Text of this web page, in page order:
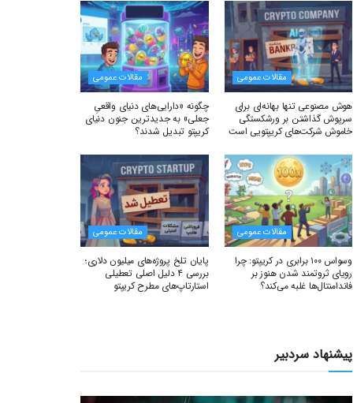
مقالات عمومی
هوش مصنوعی تنها بهانه‌ای برای
سرپوش گذاشتن بر ورشکستگی
خاموش شرکت‌های کریپتویی است
مقالات عمومی
چگونه «دارایی‌های دنیای واقعیِ
جعلی» به جدیدترین جنون دنیای
کریپتو تبدیل شدند؟
مقالات عمومی
وسواس ۱۰۰ برابری در کریپتو: چرا
رویای ثروتمند شدن هنوز بر
فاندامنتال‌ها غلبه می‌کند؟
مقالات عمومی
پایان تلخ پروژه‌های میلیون دلاری؛
بررسی ۴ دلیل اصلی تعطیلی
استارتاپ‌های مطرح کریپتو
پیشنهاد سردبیر